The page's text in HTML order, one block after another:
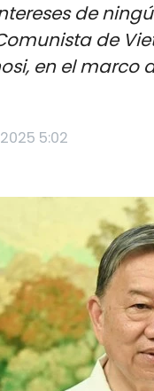
de
de
en el marco
5:02